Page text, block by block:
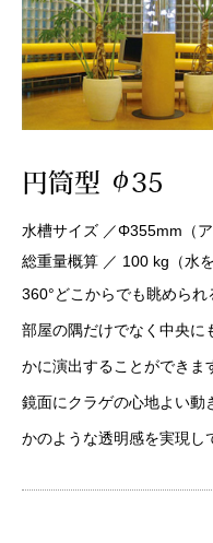
水槽サイズ ／Φ355mm（
総重量概算 ／ 100 kg（水を
360°どこからでも眺められ
部屋の隅だけでなく中央に
かに演出することができま
鏡面にクラゲの心地よい動
かのような透明感を実現し